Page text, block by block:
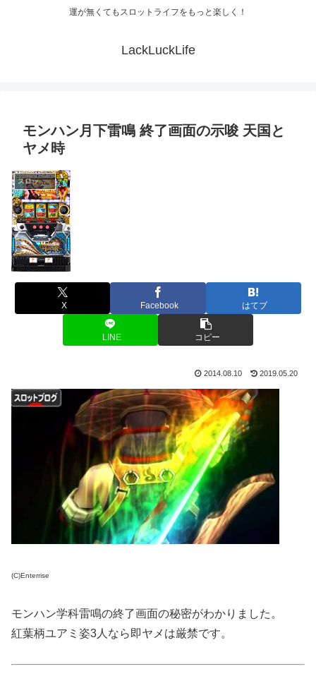
運が無くてもスロットライフをもっと楽しく！
LackLuckLife
モンハン月下雷鳴 終了画面の示唆 天国と
ヤメ時
スロット解析
X Facebook はてブ
LINE コピー
2014.08.10 2019.05.20
(C)Enterrise
モンハン学科雷鳴の終了画面の秘密がわかりました。
紅葉柄ユアミ姿3人なら即ヤメは厳禁です。